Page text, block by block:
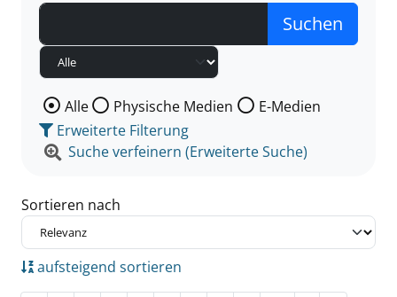
Wählen Sie die Medienart nach der Sie suchen wollen.
Alle Physische Medien
E-Medien
Erweiterte Filterung
Suche verfeinern (Erweiterte Suche)
Sortieren nach
aufsteigend sortieren